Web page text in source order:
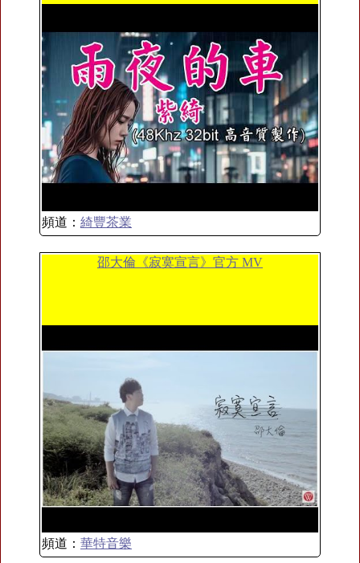
頻道： 綺豐茶業
邵大倫《寂寞宣言》官方 MV
頻道： 華特音樂